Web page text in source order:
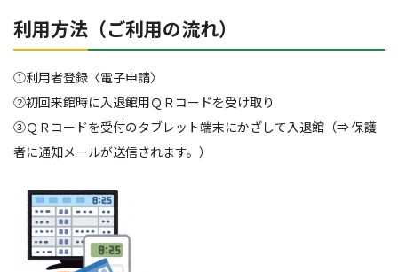
利用方法（ご利用の流れ）
①利用者登録〈電子申請〉
②初回来館時に入退館用ＱＲコードを受け取り
③ＱＲコードを受付のタブレット端末にかざして入退館（⇒ 保護
者に通知メールが送信されます。）